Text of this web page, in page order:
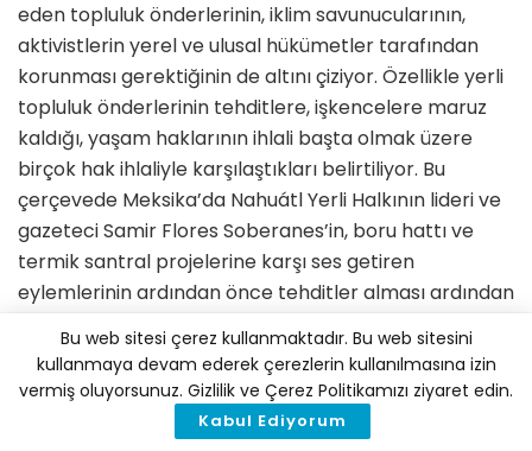
eden topluluk önderlerinin, iklim savunucularının,
aktivistlerin yerel ve ulusal hükümetler tarafından
korunması gerektiğinin de altını çiziyor. Özellikle yerli
topluluk önderlerinin tehditlere, işkencelere maruz
kaldığı, yaşam haklarının ihlali başta olmak üzere
birçok hak ihlaliyle karşılaştıkları belirtiliyor. Bu
çerçevede Meksika’da Nahuátl Yerli Halkının lideri ve
gazeteci Samir Flores Soberanes’in, boru hattı ve
termik santral projelerine karşı ses getiren
eylemlerinin ardından önce tehditler alması ardından
altına alınan vakalardan biri olarak bulunuyor.
İklim Haber'i Google'da tercih edilen
Bu web sitesi çerez kullanmaktadır. Bu web sitesini
kullanmaya devam ederek çerezlerin kullanılmasına izin
vermiş oluyorsunuz. Gizlilik ve Çerez Politikamızı ziyaret edin.
Kabul Ediyorum